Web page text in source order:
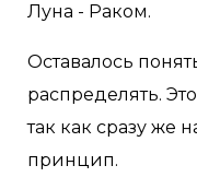
Луна - Раком.
Оставалось
распределять.
так как сразу же
принцип.